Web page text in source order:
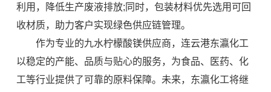
利用，降低生产废液排放;同时，包装材料优先选用可回
收材质，助力客户实现绿色供应链管理。
作为专业的九水柠檬酸镁供应商，连云港东瀛化工
以稳定的产能、品质与贴心的服务，为食品、医药、化
工等行业提供了可靠的原料保障。未来，东瀛化工将继